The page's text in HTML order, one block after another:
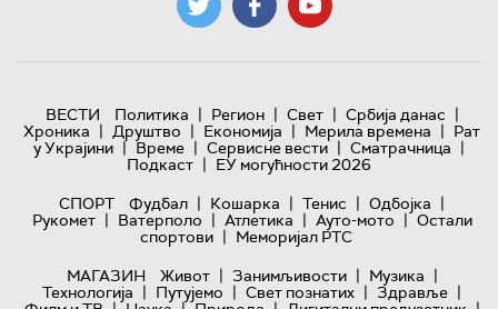
ВЕСТИ Политика | Регион | Свет | Србија данас |
Хроника | Друштво | Економија | Мерила времена | Рат
у Украјини | Време | Сервисне вести | Сматрачница |
Подкаст | ЕУ могућности 2026
СПОРТ
Фудбал | Кошарка | Тенис | Одбојка |
Рукомет | Ватерполо | Атлетика | Ауто-мото | Остали
спортови | Меморијал РТС
МАГАЗИН
Живот | Занимљивости | Музика |
Технологијa | Путујемо | Свет познатих | Здравље |